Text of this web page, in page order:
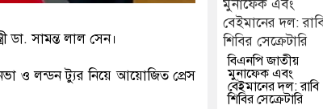
ডা. সামন্ত লাল সেন।
ও লন্ডন ট্যুর নিয়ে আয়োজিত প্রেস
বিএনপি জাতীয়
মুনাফেক এবং
বেইমানের দল: রাবি
শিবির সেক্রেটারি